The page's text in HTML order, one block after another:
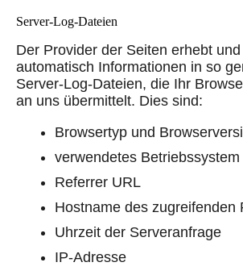
Server-Log-Dateien
Der Provider der Seiten erhebt
automatisch Informationen in so
Server-Log-Dateien, die Ihr
an uns übermittelt. Dies sind:
Browsertyp und
verwendetes Betriebssystem
Referrer URL
Hostname des zugreifenden
Uhrzeit der Serveranfrage
IP-Adresse